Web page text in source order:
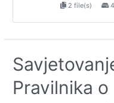
2 file(s)
Pravilnika